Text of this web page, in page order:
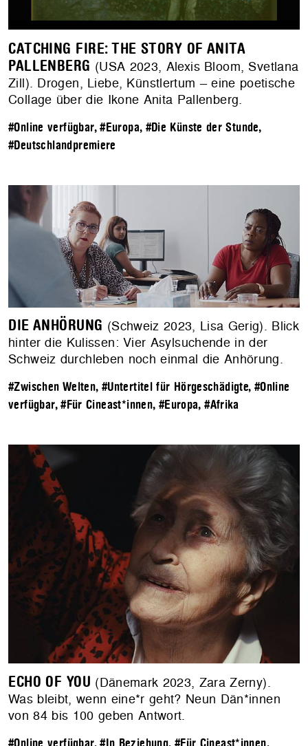
CATCHING FIRE: THE STORY OF ANITA
PALLENBERG (USA 2023, Alexis Bloom, Svetlana
Zill). Drogen, Liebe, Künstlertum – eine poetische
Collage über die Ikone Anita Pallenberg.
#Online verfügbar,#Europa, #Die Künste der Stunde,
#Deutschlandpremiere
DIE ANHÖRUNG (Schweiz 2023, Lisa Gerig). Blick
hinter die Kulissen: Vier Asylsuchende in der
Schweiz durchleben noch einmal die Anhörung.
#Zwischen Welten, #Untertitel für Hörgeschädigte, #Online
verfügbar,#Für Cineast*innen, #Europa,#Afrika
ECHO OF YOU (Dänemark 2023, Zara Zerny).
Was bleibt, wenn eine*r geht? Neun Dän*innen
von 84 bis 100 geben Antwort.